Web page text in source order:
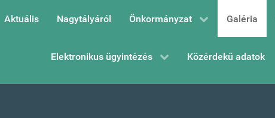
Aktuális Nagytályáról Önkormányzat Galéria
Elektronikus ügyintézés Közérdekű adatok